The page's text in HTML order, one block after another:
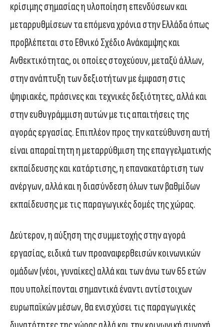
κρίσιμης σημασίας η υλοποίηση επενδύσεων και
μεταρρυθμίσεων τα επόμενα χρόνια στην Ελλάδα όπως
προβλέπεται στο Εθνικό Σχέδιο Ανάκαμψης και
Ανθεκτικότητας, οι οποίες στοχεύουν, μεταξύ άλλων,
στην ανάπτυξη των δεξιοτήτων με έμφαση στις
ψηφιακές, πράσινες και τεχνικές δεξιότητες, αλλά και
στην ευθυγράμμιση αυτών με τις απαιτήσεις της
αγοράς εργασίας. Επιπλέον προς την κατεύθυνση αυτή
είναι απαραίτητη η μεταρρύθμιση της επαγγελματικής
εκπαίδευσης και κατάρτισης, η επανακατάρτιση των
ανέργων, αλλά και η διασύνδεση όλων των βαθμίδων
εκπαίδευσης με τις παραγωγικές δομές της χώρας.
Δεύτερον, η αύξηση της συμμετοχής στην αγορά
εργασίας, ειδικά των προαναφερθεισών κοινωνικών
ομάδων (νέοι, γυναίκες) αλλά και των άνω των 65 ετών
που υπολείπονται σημαντικά έναντι αντίστοιχων
ευρωπαϊκών μέσων, θα ενισχύσει τις παραγωγικές